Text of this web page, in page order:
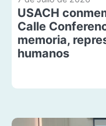
USACH
Calle
memoria,
humanos